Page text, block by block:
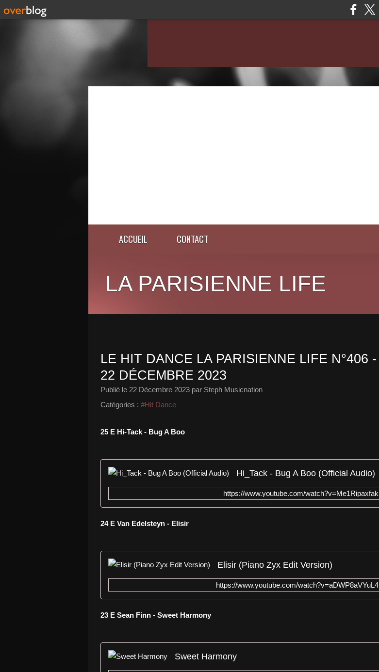
ACCUEIL CONTACT
LA PARISIENNE LIFE
LE HIT DANCE LA PARISIENNE LIFE N°406 -
22 DÉCEMBRE 2023
Publié le 22 Décembre 2023 par Steph Musicnation
Catégories : #Hit Dance
25 E Hi-Tack - Bug A Boo
Hi_Tack - Bug A Boo (Official Audio)
https://www.youtube.com/watch?v=Me1Ripaxfak
24 E Van Edelsteyn - Elisir
Elisir (Piano Zyx Edit Version)
https://www.youtube.com/watch?v=aDWP8aVYuL4
23 E Sean Finn - Sweet Harmony
Sweet Harmony